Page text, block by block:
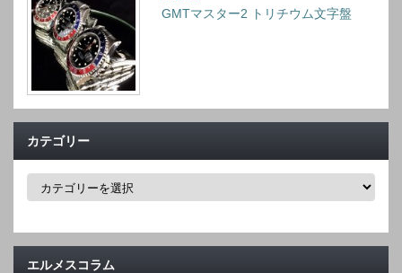
GMTマスター2 トリチウム文字盤
カテゴリー
カ
ー
エルメスコラム